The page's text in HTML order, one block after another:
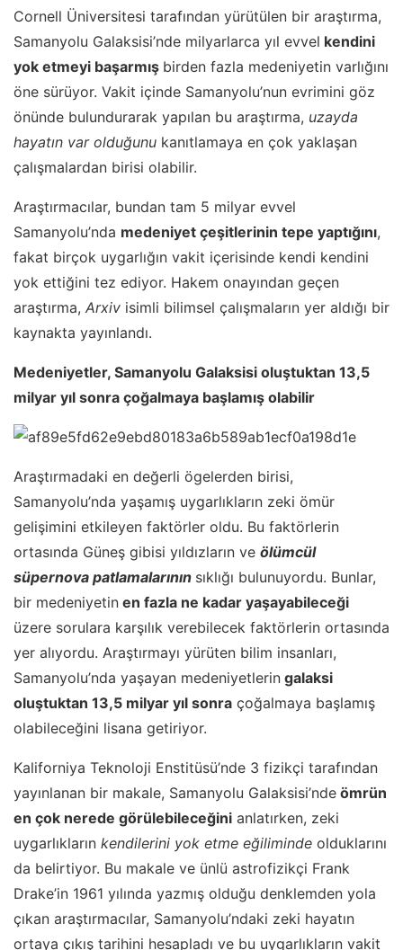
Cornell Üniversitesi tarafından yürütülen bir araştırma,
Samanyolu Galaksisi’nde milyarlarca yıl evvel kendini
yok etmeyi başarmış birden fazla medeniyetin varlığını
öne sürüyor. Vakit içinde Samanyolu’nun evrimini göz
önünde bulundurarak yapılan bu araştırma, uzayda
hayatın var olduğunu kanıtlamaya en çok yaklaşan
çalışmalardan birisi olabilir.
Araştırmacılar, bundan tam 5 milyar evvel
Samanyolu’nda medeniyet çeşitlerinin tepe yaptığını,
fakat birçok uygarlığın vakit içerisinde kendi kendini
yok ettiğini tez ediyor. Hakem onayından geçen
araştırma, Arxiv isimli bilimsel çalışmaların yer aldığı bir
kaynakta yayınlandı.
Medeniyetler, Samanyolu Galaksisi oluştuktan 13,5
milyar yıl sonra çoğalmaya başlamış olabilir
Araştırmadaki en değerli ögelerden birisi,
Samanyolu’nda yaşamış uygarlıkların zeki ömür
gelişimini etkileyen faktörler oldu. Bu faktörlerin
ortasında Güneş gibisi yıldızların ve ölümcül
süpernova patlamalarının sıklığı bulunuyordu. Bunlar,
bir medeniyetin en fazla ne kadar yaşayabileceği
üzere sorulara karşılık verebilecek faktörlerin ortasında
yer alıyordu. Araştırmayı yürüten bilim insanları,
Samanyolu’nda yaşayan medeniyetlerin galaksi
oluştuktan 13,5 milyar yıl sonra çoğalmaya başlamış
olabileceğini lisana getiriyor.
Kaliforniya Teknoloji Enstitüsü’nde 3 fizikçi tarafından
yayınlanan bir makale, Samanyolu Galaksisi’nde ömrün
en çok nerede görülebileceğini anlatırken, zeki
uygarlıkların kendilerini yok etme eğiliminde olduklarını
da belirtiyor. Bu makale ve ünlü astrofizikçi Frank
Drake’in 1961 yılında yazmış olduğu denklemden yola
çıkan araştırmacılar, Samanyolu’ndaki zeki hayatın
ortaya çıkış tarihini hesapladı ve bu uygarlıkların vakit